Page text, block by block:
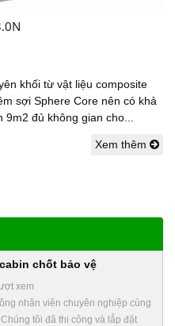
khối từ vật liệu composite
sợi Sphere Core nên có khả
đủ không gian cho...
Xem thêm
chốt bảo vệ
xem
nhân viên chuyên nghiệp cùng
tôi đã thi công và lắp đặt